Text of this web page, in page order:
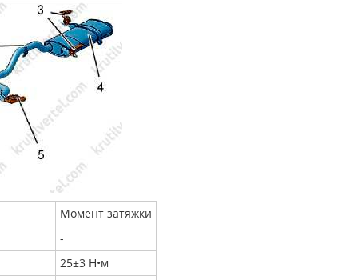
Момент затяжки
-
25±3 Н•м